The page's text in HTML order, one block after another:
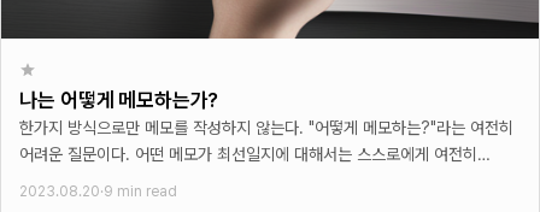
나는 어떻게 메모하는가?
한가지 방식으로만 메모를 작성하지 않는다. "어떻게 메모하는?"라는 여전히
어려운 질문이다. 어떤 메모가 최선일지에 대해서는 스스로에게 여전히
지금도 매일 던지는 질문이기 때문이다.
2023.08.20·9 min read